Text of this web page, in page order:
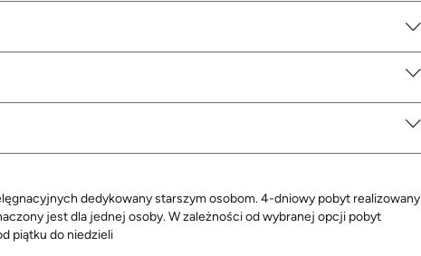
dedykowany starszym osobom. 4-dniowy pobyt realizowany
jest dla jednej osoby. W zależności od wybranej opcji pobyt
piątku do niedzieli